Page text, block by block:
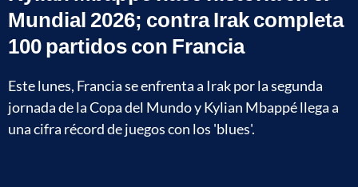
Mundial 2026; contra Irak completa
100 partidos con Francia
Este lunes, Francia se enfrenta a Irak por la segunda
jornada de la Copa del Mundo y Kylian Mbappé llega a
una cifra récord de juegos con los 'blues'.